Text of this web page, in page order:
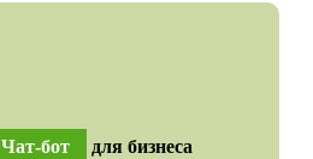
Чат-бот для бизнеса